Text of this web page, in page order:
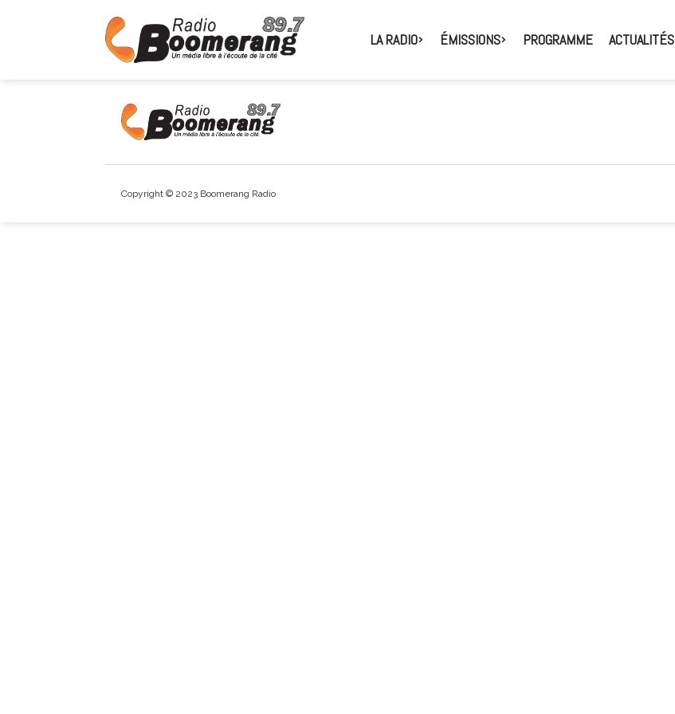
LA RADIO ÉMISSIONS PROGRAMME ACTUALITÉS
Copyright © 2023 Boomerang Radio